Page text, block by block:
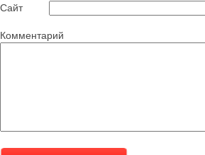
Сайт
Комментарий